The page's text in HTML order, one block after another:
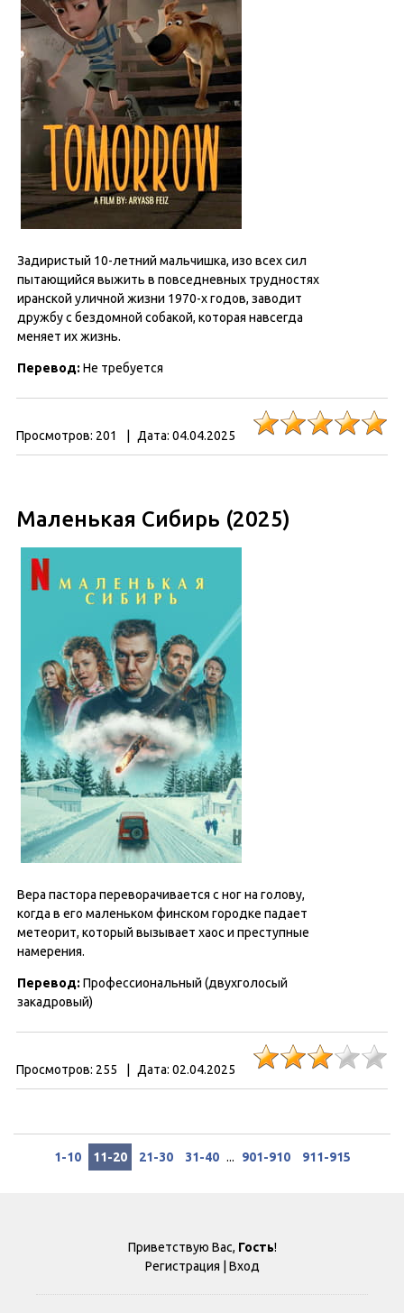
Задиристый 10-летний мальчишка, изо всех сил
пытающийся выжить в повседневных трудностях
иранской уличной жизни 1970-х годов, заводит
дружбу с бездомной собакой, которая навсегда
меняет их жизнь.
Перевод: Не требуется
Просмотров: 201 Дата: 04.04.2025
Маленькая Сибирь (2025)
Вера пастора переворачивается с ног на голову,
когда в его маленьком финском городке падает
метеорит, который вызывает хаос и преступные
намерения.
Перевод: Профессиональный (двухголосый
закадровый)
Просмотров: 255 Дата: 02.04.2025
1-10 11-20 21-30 31-40 ... 901-910 911-915
Приветствую Вас, Гость!
Регистрация
Вход